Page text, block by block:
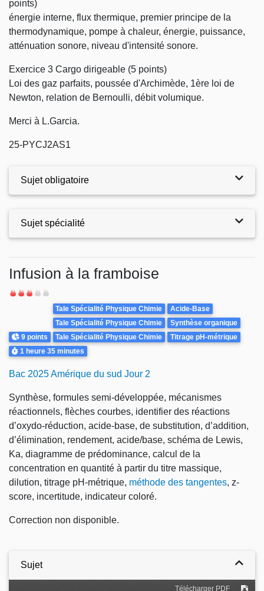
points)
énergie interne, flux thermique, premier principe de la
thermodynamique, pompe à chaleur, énergie, puissance,
atténuation sonore, niveau d'intensité sonore.
Exercice 3 Cargo dirigeable (5 points)
Loi des gaz parfaits, poussée d'Archimède, 1ère loi de
Newton, relation de Bernoulli, débit volumique.
Merci à L.Garcia.
25-PYCJ2AS1
Sujet obligatoire
Sujet spécialité
Infusion à la framboise
Difficulté
Points
9 points
Theme
Tale Spécialité Physique Chimie
Acide-Base
Tale Spécialité Physique Chimie
Synthèse organique
Tale Spécialité Physique Chimie
Titrage pH-métrique
Durée
1 heure 35 minutes
Bac 2025 Amérique du sud Jour 2
Synthèse, formules semi-développée, mécanismes
réactionnels, flèches courbes, identifier des réactions
d’oxydo-réduction, acide-base, de substitution, d’addition,
d’élimination, rendement, acide/base, schéma de Lewis,
Ka, diagramme de prédominance, calcul de la
concentration en quantité à partir du titre massique,
dilution, titrage pH-métrique, méthode des tangentes, z-
score, incertitude, indicateur coloré.
Correction non disponible.
Sujet